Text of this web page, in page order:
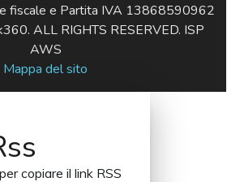
fiscale e Partita IVA 13868590962
ALL RIGHTS RESERVED. ISP
AWS
Mappa del sito
copiare il link RSS